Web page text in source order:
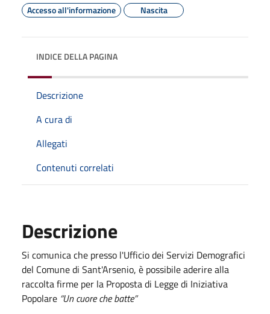
Accesso all'informazione
Nascita
INDICE DELLA PAGINA
Descrizione
A cura di
Allegati
Contenuti correlati
Descrizione
Si comunica che presso l'Ufficio dei Servizi Demografici
del Comune di Sant'Arsenio, è possibile aderire alla
raccolta firme per la Proposta di Legge di Iniziativa
Popolare “Un cuore che batte”